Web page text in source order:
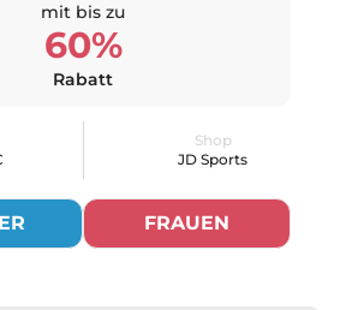
mit bis zu
60%
Rabatt
Shop
JD Sports
FRAUEN